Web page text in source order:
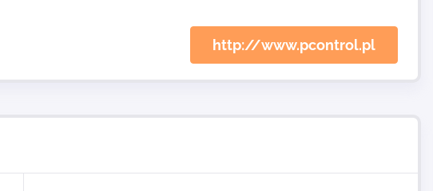
http://www.pcontrol.pl